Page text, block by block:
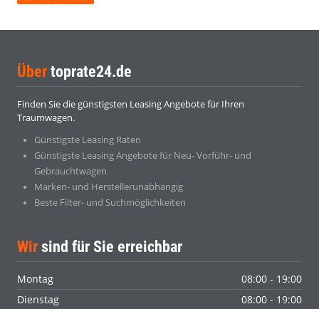
Über toprate24.de
Finden Sie die günstigsten Leasing Angebote für Ihren
Traumwagen.
Günstigste Leasing Raten
Günstigste Leasing Angebote für Neu- Vorführ- und
Gebrauchtwagen
Marken- und Herstellerunabhängig
Beste Filter- und Suchmöglichkeiten
Wir sind für Sie erreichbar
Montag
08:00 - 19:00
Dienstag
08:00 - 19:00